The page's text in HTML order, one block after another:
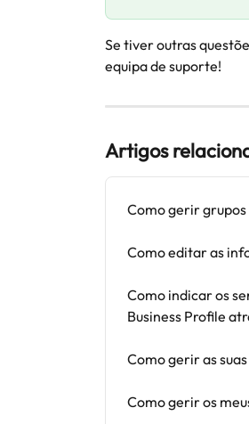
Se tiver outras
equipa de suporte!
Artigos
Como gerir
Como editar as
Como indicar os
Business Profile
Como gerir as
Como gerir os